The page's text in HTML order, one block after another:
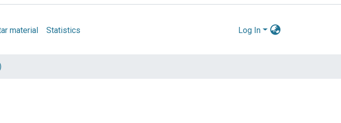
material Statistics Log In